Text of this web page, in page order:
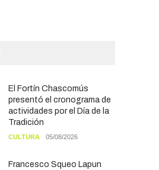
El Fortín Chascomús
presentó el cronograma de
actividades por el Día de la
Tradición
CULTURA 05/08/2026
Francesco Squeo Lapun